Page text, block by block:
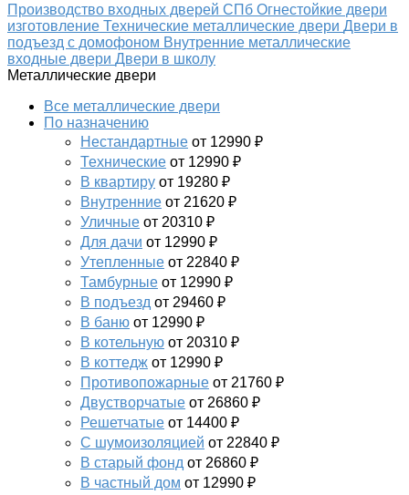
Производство входных дверей СПб Огнестойкие двери
изготовление Технические металлические двери Двери в
подъезд с домофоном Внутренние металлические
входные двери Двери в школу
Металлические двери
Все металлические двери
По назначению
Нестандартные от 12990 ₽
Технические от 12990 ₽
В квартиру от 19280 ₽
Внутренние от 21620 ₽
Уличные от 20310 ₽
Для дачи от 12990 ₽
Утепленные от 22840 ₽
Тамбурные от 12990 ₽
В подъезд от 29460 ₽
В баню от 12990 ₽
В котельную от 20310 ₽
В коттедж от 12990 ₽
Противопожарные от 21760 ₽
Двустворчатые от 26860 ₽
Решетчатые от 14400 ₽
С шумоизоляцией от 22840 ₽
В старый фонд от 26860 ₽
В частный дом от 12990 ₽